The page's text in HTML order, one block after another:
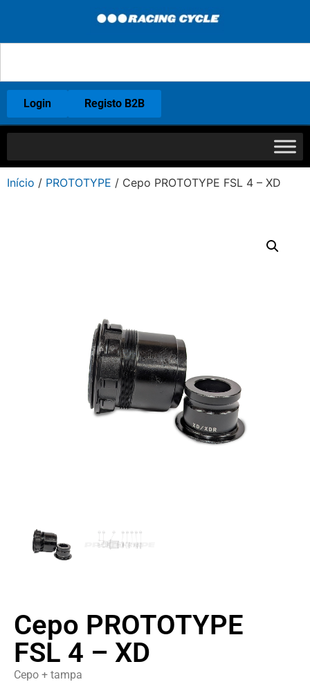
Login Registo B2B
Início / PROTOTYPE / Cepo PROTOTYPE FSL 4 – XD
Cepo PROTOTYPE
FSL 4 – XD
Cepo + tampa